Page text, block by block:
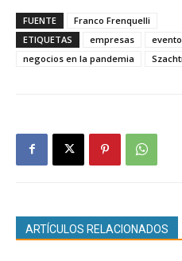
FUENTE
Franco Frenquelli
ETIQUETAS
empresas
negocios en la pandemia
ARTÍCULOS RELACIONADOS